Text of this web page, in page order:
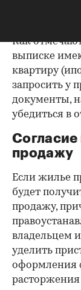
Как
выписке
квартиру
запросить у
документы,
убедиться в
Согласие
продажу
Если жилье
будет
продажу,
владельцем
уделить
оформления
расторжения